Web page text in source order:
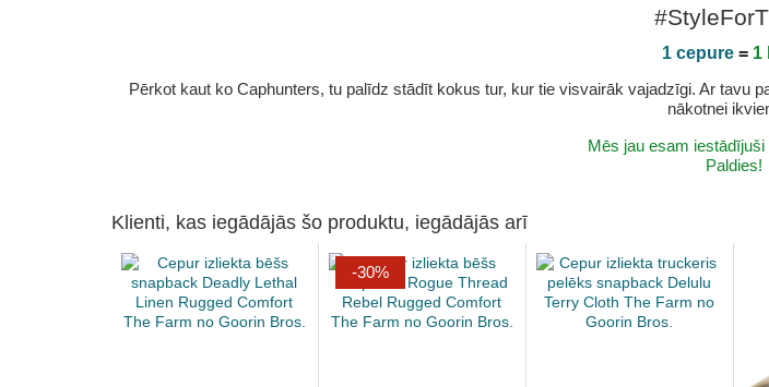
1 cepure= 1
Pērkot kaut ko Caphunters, tu palīdz stādīt kokus tur, kur tie visvairāk vajadzīgi. Ar tavu
nākotnei
Mēs jau esam iestādījuši
Paldies!
Klienti, kas iegādājās šo produktu, iegādājās arī
-30%